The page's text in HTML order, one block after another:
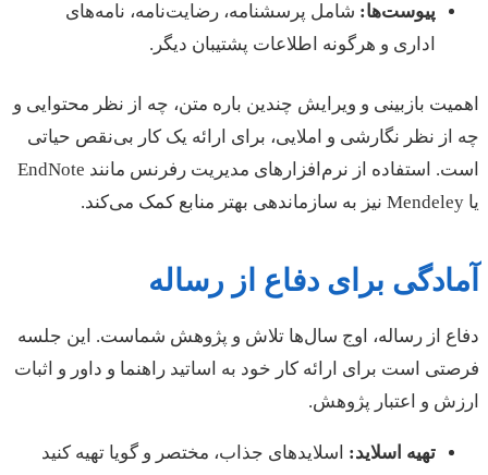
پیوست‌ها: شامل پرسشنامه، رضایت‌نامه، نامه‌های
اداری و هرگونه اطلاعات پشتیبان دیگر.
اهمیت بازبینی و ویرایش چندین باره متن، چه از نظر محتوایی و
چه از نظر نگارشی و املایی، برای ارائه یک کار بی‌نقص حیاتی
است. استفاده از نرم‌افزارهای مدیریت رفرنس مانند EndNote
یا Mendeley نیز به سازماندهی بهتر منابع کمک می‌کند.
آمادگی برای دفاع از رساله
دفاع از رساله، اوج سال‌ها تلاش و پژوهش شماست. این جلسه
فرصتی است برای ارائه کار خود به اساتید راهنما و داور و اثبات
ارزش و اعتبار پژوهش.
تهیه اسلاید: اسلایدهای جذاب، مختصر و گویا تهیه کنید